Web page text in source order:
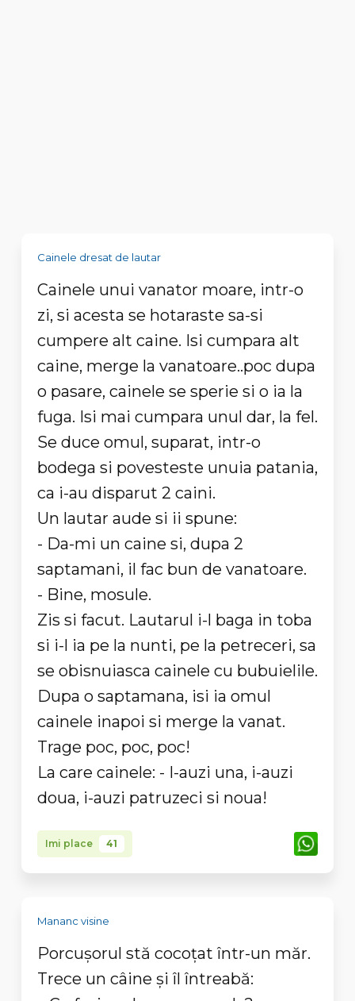
Cainele dresat de lautar
Cainele unui vanator moare, intr-o
zi, si acesta se hotaraste sa-si
cumpere alt caine. Isi cumpara alt
caine, merge la vanatoare..poc dupa
o pasare, cainele se sperie si o ia la
fuga. Isi mai cumpara unul dar, la fel.
Se duce omul, suparat, intr-o
bodega si povesteste unuia patania,
ca i-au disparut 2 caini.
Un lautar aude si ii spune:
- Da-mi un caine si, dupa 2
saptamani, il fac bun de vanatoare.
- Bine, mosule.
Zis si facut. Lautarul i-l baga in toba
si i-l ia pe la nunti, pe la petreceri, sa
se obisnuiasca cainele cu bubuielile.
Dupa o saptamana, isi ia omul
cainele inapoi si merge la vanat.
Trage poc, poc, poc!
La care cainele: - I-auzi una, i-auzi
doua, i-auzi patruzeci si noua!
Imi place 41
Mananc visine
Porcuşorul stă cocoţat într-un măr.
Trece un câine şi îl întreabă: